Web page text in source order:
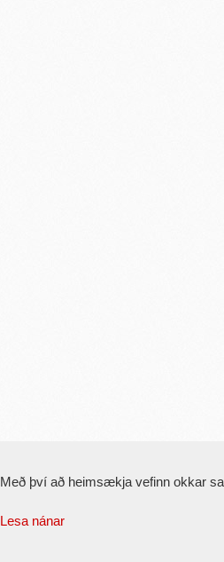
Með því að heimsækja vefinn okkar
Lesa nánar